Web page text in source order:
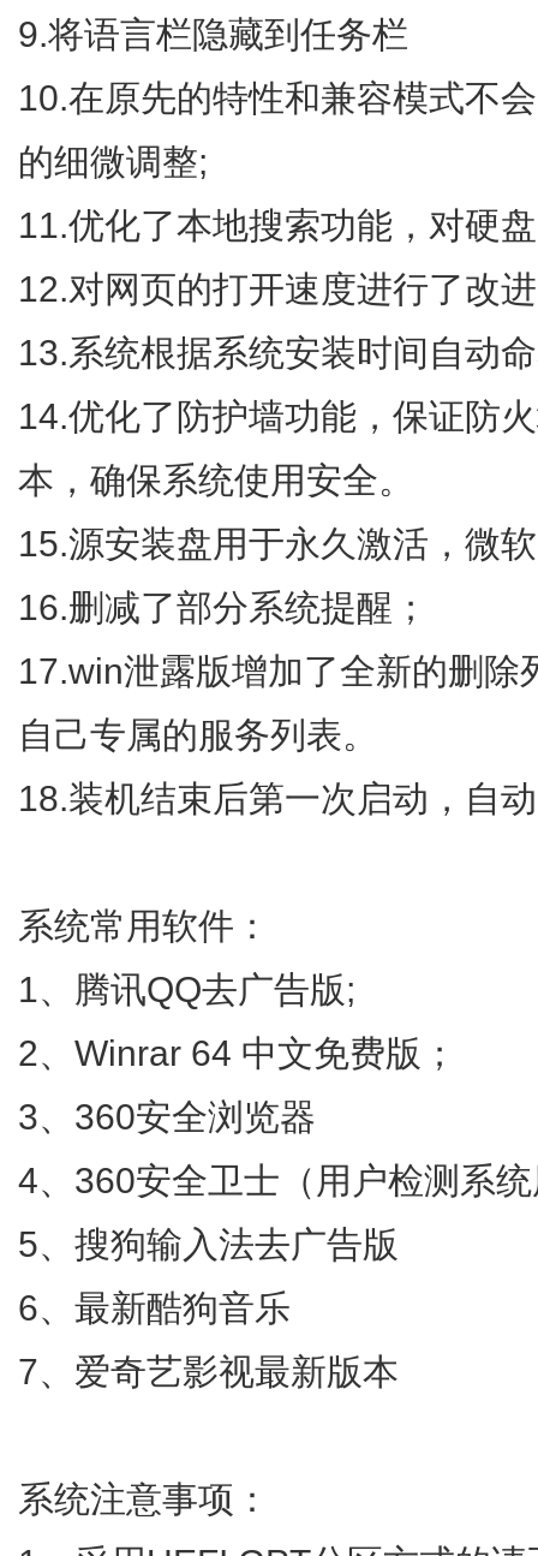
9.将语言栏隐藏到任务栏
10.在原先的特性和兼容模式不
的细微调整;
11.优化了本地搜索功能，对硬
12.对网页的打开速度进行了改
13.系统根据系统安装时间自动
14.优化了防护墙功能，保证防
本，确保系统使用安全。
15.源安装盘用于永久激活，微
16.删减了部分系统提醒；
17.win泄露版增加了全新的删除
自己专属的服务列表。
18.装机结束后第一次启动，自
系统常用软件：
1、腾讯QQ去广告版;
2、Winrar 64 中文免费版；
3、360安全浏览器
4、360安全卫士（用户检测系
5、搜狗输入法去广告版
6、最新酷狗音乐
7、爱奇艺影视最新版本
系统注意事项：